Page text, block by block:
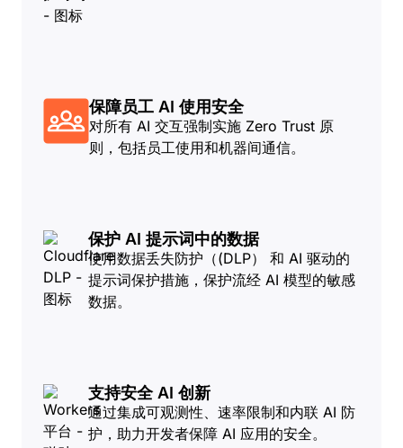
保障员工 AI 使用安全
对所有 AI 交互强制实施 Zero Trust 原
则，包括员工使用和机器间通信。
保护 AI 提示词中的数据
使用数据丢失防护（(DLP） 和 AI 驱动的
提示词保护措施，保护流经 AI 模型的敏感
数据。
支持安全 AI 创新
通过集成可观测性、速率限制和内联 AI 防
护，助力开发者保障 AI 应用的安全。